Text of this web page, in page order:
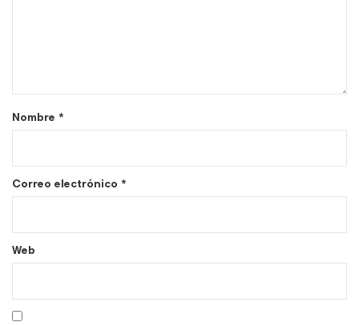
Nombre *
Correo electrónico *
Web